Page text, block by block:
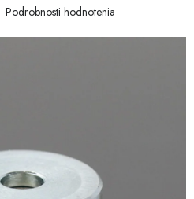
Podrobnosti hodnotenia